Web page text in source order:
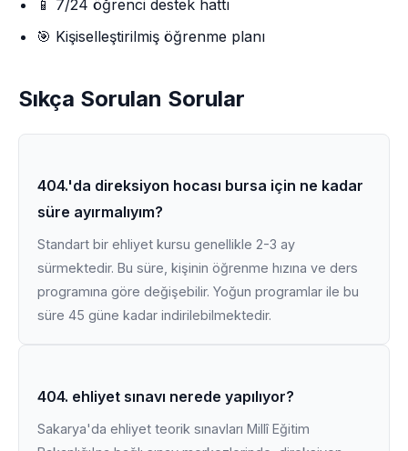
📱 7/24 öğrenci destek hattı
🎯 Kişiselleştirilmiş öğrenme planı
Sıkça Sorulan Sorular
404.'da direksiyon hocası bursa için ne kadar
süre ayırmalıyım?
Standart bir ehliyet kursu genellikle 2-3 ay
sürmektedir. Bu süre, kişinin öğrenme hızına ve ders
programına göre değişebilir. Yoğun programlar ile bu
süre 45 güne kadar indirilebilmektedir.
404. ehliyet sınavı nerede yapılıyor?
Sakarya'da ehliyet teorik sınavları Millî Eğitim